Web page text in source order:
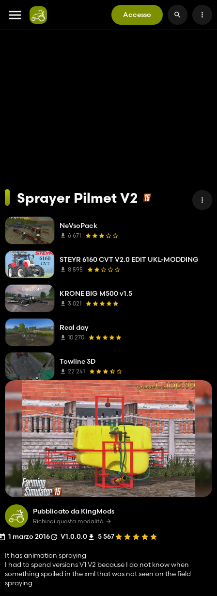
Accesso
Sprayer Pilmet V2
Pubblicato da KingMods
Richiedi questa modalità
1 marzo 2016 V1.0.0.0 5 567
It has animation spraying
I had to spend versions V1 V2 because I do not know when
something spoiled in the xml that was not seen on the field
spraying
NeVsoPack
6 671
STEYR 6160 CVT V2.0 EDIT UKL-MODDING
8 595
KRONE BIG M500 v1.5
3 021
Real day
10 270
Towline 3D
22 241